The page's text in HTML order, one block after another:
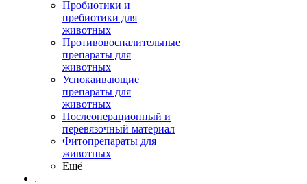
Пробиотики и
пребиотики для
животных
Противовоспалительные
препараты для
животных
Успокаивающие
препараты для
животных
Послеоперационный и
перевязочный материал
Фитопрепараты для
животных
Ещё